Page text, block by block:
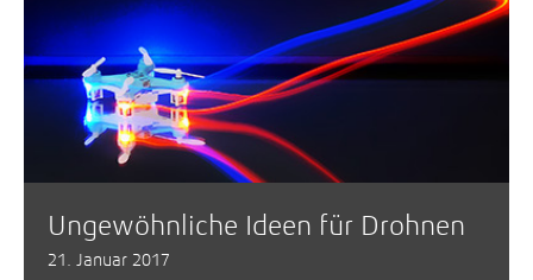
Ungewöhnliche Ideen für Drohnen
21. Januar 2017